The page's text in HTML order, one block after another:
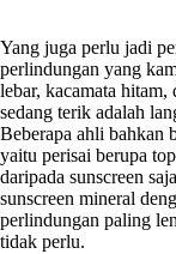
Yang juga perlu jadi
perlindungan yang
lebar, kacamata hitam,
sedang terik adalah
Beberapa ahli bahkan
yaitu perisai berupa
daripada sunscreen
sunscreen mineral
perlindungan paling
tidak perlu.